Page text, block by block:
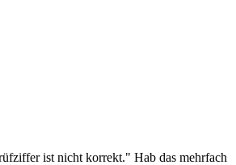
ist nicht korrekt." Hab das mehrfach